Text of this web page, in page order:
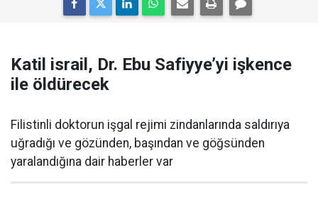
Katil israil, Dr. Ebu Safiyye’yi işkence
ile öldürecek
Filistinli doktorun işgal rejimi zindanlarında saldırıya
uğradığı ve gözünden, başından ve göğsünden
yaralandığına dair haberler var